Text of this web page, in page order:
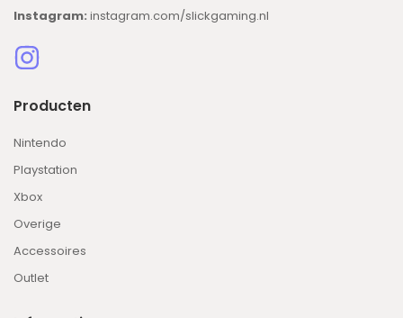
Instagram: instagram.com/slickgaming.nl
Producten
Nintendo
Playstation
Xbox
Overige
Accessoires
Outlet